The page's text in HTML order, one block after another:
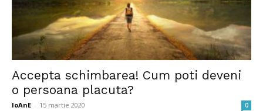
Accepta schimbarea! Cum poti deveni
o persoana placuta?
IoAnE - 15 martie 2020 0